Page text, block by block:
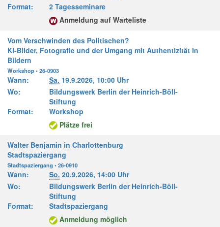
Format:
2 Tagesseminare
Anmeldung auf Warteliste
Vom Verschwinden des Politischen?
KI-Bilder, Fotografie und der Umgang mit Authentizität in
Bildern
Workshop • 26-0903
Wann: Sa. 19.9.2026, 10:00 Uhr
Wo:
Bildungswerk Berlin der Heinrich-Böll-
Stiftung
Format:
Workshop
Plätze frei
Walter Benjamin in Charlottenburg
Stadtspaziergang
Stadtspaziergang • 26-0910
Wann: So. 20.9.2026, 14:00 Uhr
Wo:
Bildungswerk Berlin der Heinrich-Böll-
Stiftung
Format:
Stadtspaziergang
Anmeldung möglich